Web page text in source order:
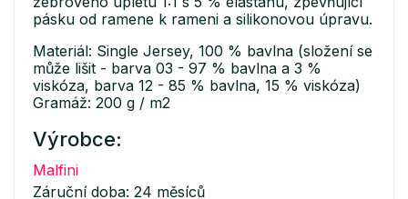
pásku od ramene k rameni a silikonovou úpravu.
Materiál: Single Jersey, 100 % bavlna (složení se
může lišit - barva 03 - 97 % bavlna a 3 %
viskóza, barva 12 - 85 % bavlna, 15 % viskóza)
Gramáž: 200 g / m2
Výrobce:
Malfini
Záruční doba: 24 měsíců